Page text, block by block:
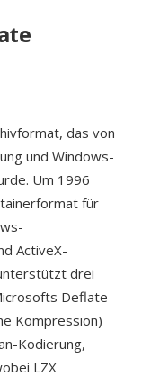
das von
und Windows-
Um 1996
für
ActiveX-
drei
Deflate-
Kompression)
Kodierung,
LZX